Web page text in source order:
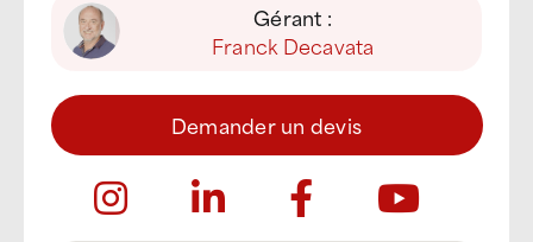
Gérant :
Franck Decavata
Demander un devis